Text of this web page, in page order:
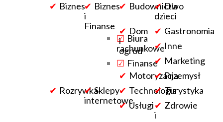
Biznes
Biznes
i
Finanse
Biura
rachunkowe
Finanse
Budownictwo
Dla
dzieci
Dom
i
ogród
Gastronomia
Inne
Marketing
MotoryzacjaPrzemysł
RozrywkaSklepy
internetowe
TechnologiaTurystyka
Usługi
Zdrowie
i